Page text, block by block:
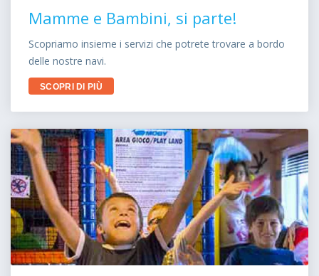
Mamme e Bambini, si parte!
Scopriamo insieme i servizi che potrete trovare a bordo
delle nostre navi.
SCOPRI DI PIÙ